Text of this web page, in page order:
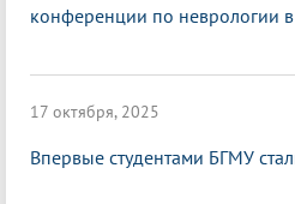
конференции по неврологии
17 октября, 2025
Впервые студентами БГМУ